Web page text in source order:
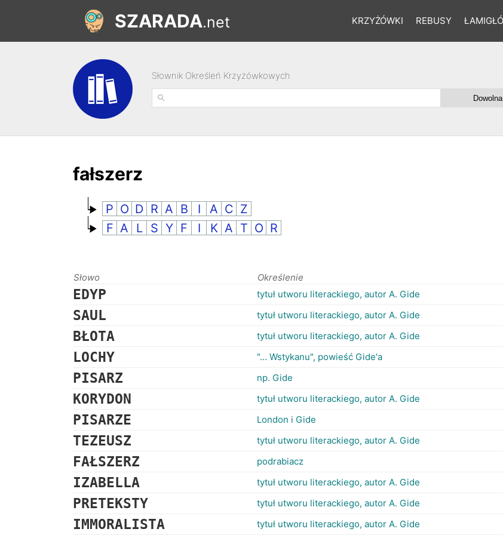
KRZYŻÓWKI REBUSY
SZARADA.net
Słownik Określeń Krzyżówkowych
fałszerz
P O D R A B I A C Z
F A L S Y F I K A T O R
Słowo Określenie
EDYP tytuł utworu literackiego, autor A. Gide
SAUL tytuł utworu literackiego, autor A. Gide
BŁOTA tytuł utworu literackiego, autor A. Gide
LOCHY "... Wstykanu", powieść Gide'a
PISARZ np. Gide
KORYDON tytuł utworu literackiego, autor A. Gide
PISARZE London i Gide
TEZEUSZ tytuł utworu literackiego, autor A. Gide
FAŁSZERZ podrabiacz
IZABELLA tytuł utworu literackiego, autor A. Gide
PRETEKSTY tytuł utworu literackiego, autor A. Gide
IMMORALISTA tytuł utworu literackiego, autor A. Gide